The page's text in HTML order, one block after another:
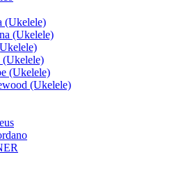
(Ukelele)
(Ukelele)
(Ukelele)
(Ukelele)
(Ukelele)